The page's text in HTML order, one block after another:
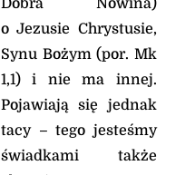
Dobra Nowina)
o Jezusie Chrystusie,
Synu Bożym (por. Mk
1,1) i nie ma innej.
Pojawiają się jednak
tacy – tego jesteśmy
świadkami także